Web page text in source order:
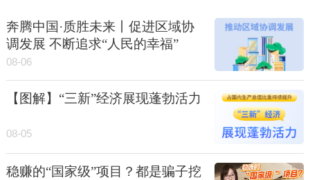
奔腾中国·质胜未来丨促进区域协
调发展 不断追求“人民的幸福”
08-06
【图解】“三新”经济展现蓬勃活力
08-05
稳赚的“国家级”项目？都是骗子挖